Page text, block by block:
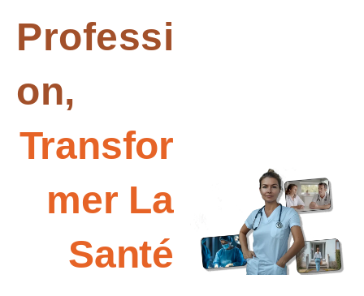
Professi
On,
Transfor
Mer La
Santé